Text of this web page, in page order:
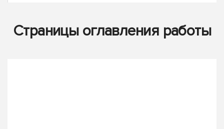
Страницы оглавления работы